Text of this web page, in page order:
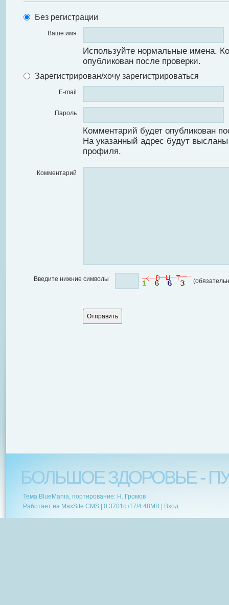
Без регистрации
Ваше имя
Используйте нормальные имена.
опубликован после проверки.
Зарегистрирован/хочу зарегистрироваться
E-mail
Пароль
Комментарий будет опубликован
На указанный адрес будут
профиля.
Комментарий
Введите нижние символы
БОЛЬШОЕ ЗДОРОВЬЕ -
Тема BlueMania, портирование: Н. Громов
Работает на MaxSite CMS | 0.3701c./17/4.48MB Вход